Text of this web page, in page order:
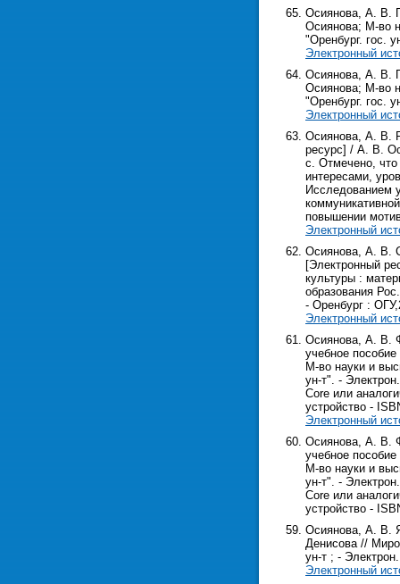
Осиянова, А. В.
Осиянова; М-во
"Оренбург. гос.
Электронный
Осиянова, А. В.
Осиянова; М-во
"Оренбург. гос.
Электронный
Осиянова, А. В.
ресурс] / А. В.
с. Отмечено, что
интересами,
Исследованием
повышении
Электронный
Осиянова, А. В.
[Электронный
культуры :
образования
- Оренбург :
Электронный
Осиянова, А. В.
учебное
М-во науки и
ун-т". -
Core или
устройство -
Электронный
Осиянова, А. В.
учебное
М-во науки и
ун-т". -
Core или
устройство -
Осиянова, А. В.
Денисова //
ун-т ; -
Электронный